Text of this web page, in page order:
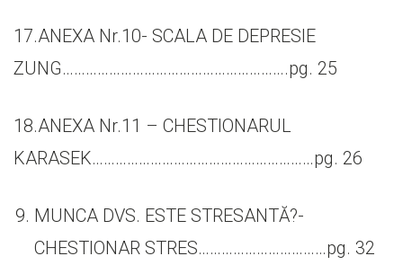
17.ANEXA Nr.10- SCALA DE DEPRESIE
ZUNG………………………………………………….pg. 25
18.ANEXA Nr.11 – CHESTIONARUL
KARASEK…………………………………………………pg. 26
MUNCA DVS. ESTE STRESANTĂ?-
CHESTIONAR STRES……………………………pg. 32